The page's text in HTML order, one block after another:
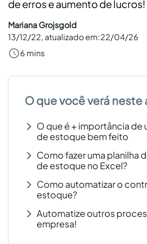
de erros e aumento de lucros!
Mariana Grojsgold
13/12/22, atualizado em:22/04/26
6 mins
O que você verá neste
O que é + importância de
de estoque bem feito
Como fazer uma planilha
de estoque no Excel?
Como automatizar o
estoque?
Automatize outros
empresa!